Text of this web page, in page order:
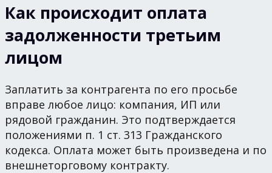
Как происходит оплата
задолженности третьим
лицом
Заплатить за контрагента по его просьбе
вправе любое лицо: компания, ИП или
рядовой гражданин. Это подтверждается
положениями п. 1 ст. 313 Гражданского
кодекса. Оплата может быть произведена и по
внешнеторговому контракту.